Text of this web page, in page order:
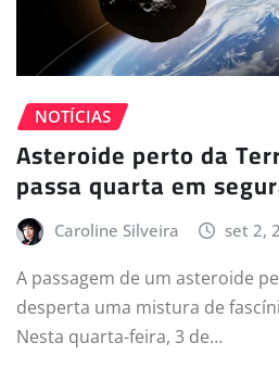
NOTÍCIAS
Asteroide perto da
passa quarta em
Caroline Silveira set 2,
A passagem de um asteroide
desperta uma mistura de
Nesta quarta-feira, 3 de…